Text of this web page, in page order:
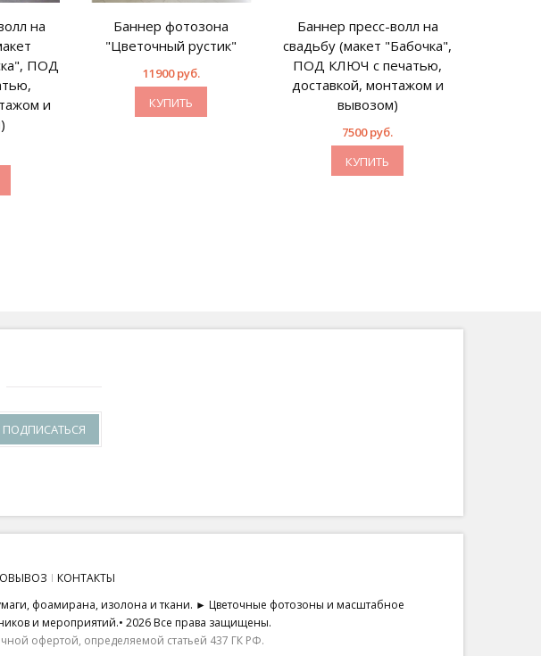
на
ПОД
и
Баннер фотозона
"Цветочный рустик"
11900 руб.
КУПИТЬ
Баннер пресс-волл на
свадьбу (макет "Бабочка",
ПОД КЛЮЧ с печатью,
доставкой, монтажом и
вывозом)
7500 руб.
КУПИТЬ
ПОДПИСАТЬСЯ
КОНТАКТЫ
фоамирана, изолона и ткани. ► Цветочные фотозоны и масштабное
и мероприятий.• 2026 Все права защищены.
офертой, определяемой статьей 437 ГК РФ.